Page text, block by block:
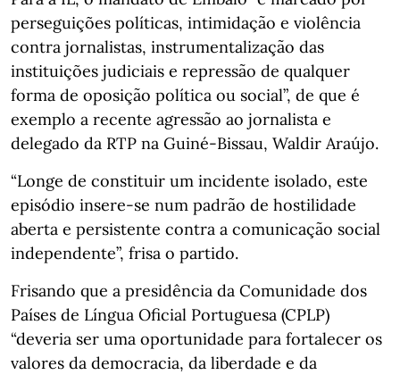
perseguições políticas, intimidação e violência
contra jornalistas, instrumentalização das
instituições judiciais e repressão de qualquer
forma de oposição política ou social”, de que é
exemplo a recente agressão ao jornalista e
delegado da RTP na Guiné-Bissau, Waldir Araújo.
“Longe de constituir um incidente isolado, este
episódio insere-se num padrão de hostilidade
aberta e persistente contra a comunicação social
independente”, frisa o partido.
Frisando que a presidência da Comunidade dos
Países de Língua Oficial Portuguesa (CPLP)
“deveria ser uma oportunidade para fortalecer os
valores da democracia, da liberdade e da